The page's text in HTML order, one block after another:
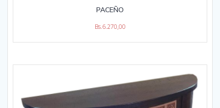
PACEÑO
Bs.6.270,00